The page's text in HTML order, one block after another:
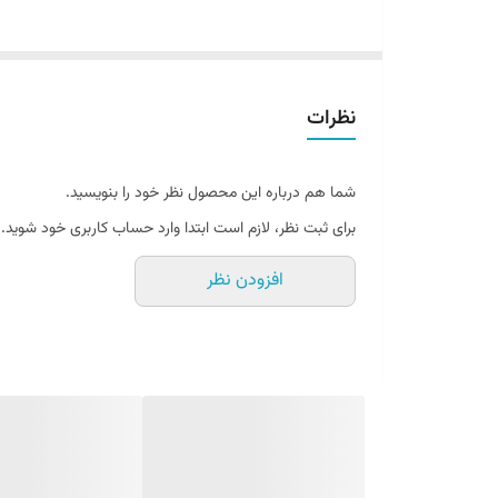
نظرات
شما هم درباره این محصول نظر خود را بنویسید.
برای ثبت نظر، لازم است ابتدا وارد حساب کاربری خود شوید.
افزودن نظر